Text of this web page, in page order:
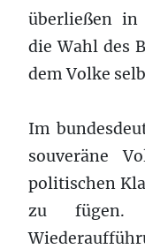
überließen in
die Wahl des
dem Volke
Im
souveräne
politischen
zu